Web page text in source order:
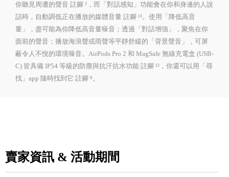
你聽見周遭的聲音 註腳 ²，而「對話感知」功能會在你和身邊的人說
話時，自動調低正在播放的媒體音量 註腳 ¹³。使用「降低高音
量」，盡可能為你降低高音量噪音；透過「對話增強」，聚焦在你
面前的聲音；播放海浪聲或雨聲等平靜舒緩的「背景聲音」，可屏
蔽令人不悅的環境噪音。AirPods Pro 2 和 MagSafe 無線充電盒 (USB-
C) 皆具備 IP54 等級的防塵與抗汗抗水功能 註腳 ¹²，你還可以用「尋
找」app 隨時找到它 註腳 ⁸。
賣家資訊 & 活動期間